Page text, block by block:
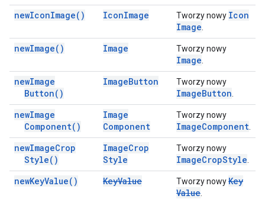
newIconImage( ) IconImage Tworzy nowy Icon
Image
newImage( ) Image Tworzy nowy
Image
newImage
Button( )
ImageButton Tworzy nowy
ImageButton
newImage
Component( )
Image
Component
Tworzy nowy
ImageComponent
newImageCrop
Style( )
ImageCrop
Style
Tworzy nowy
ImageCropStyle
newKeyValue( ) KeyValue Tworzy nowyKey
Value